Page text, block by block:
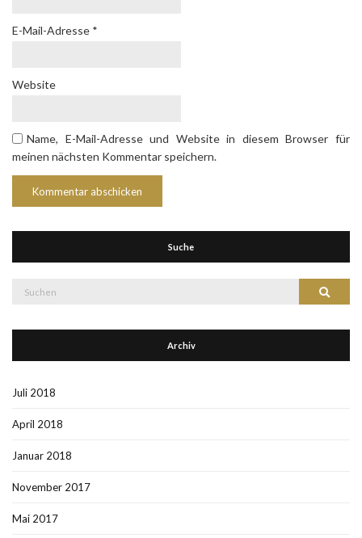
E-Mail-Adresse *
Website
Name, E-Mail-Adresse und Website in diesem Browser für
meinen nächsten Kommentar speichern.
Suche
Suchen
Archiv
Juli 2018
April 2018
Januar 2018
November 2017
Mai 2017